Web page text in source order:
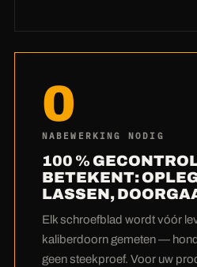
uitbestedingsmarges en
de toeleverancier. De
ronde platen zo dicht op de
scheelt dat echt geld. En
rekensom komt aan het
betalen bij ons bij inkoop
en besparen dat bij het
meervoudig terug.Nul
0
NABEWERKING NODIG
100 %
BETEKENT:
LASSEN,
Elk schroefblad wordt vóór
kaliberdoorn gemeten —
geen steekproef. Voor uw